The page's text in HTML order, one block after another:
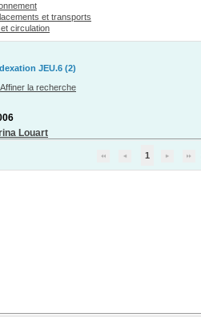
et transports
circulation
JEU.6 (2)
Affiner la recherche
Louart
1